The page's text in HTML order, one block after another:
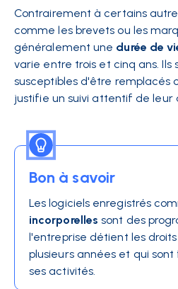
Contrairement à certains
comme les brevets ou les
généralement une durée de
varie entre trois et cinq ans. Ils
susceptibles d'être remplacés
justifie un suivi attentif de leur
Bon à savoir
Les logiciels enregistrés
incorporelles sont des
l'entreprise détient les
plusieurs années et qui
ses activités.